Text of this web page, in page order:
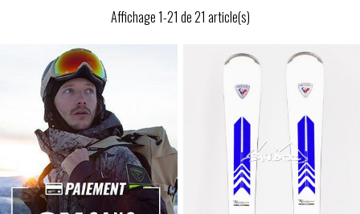
Affichage 1-21 de 21 article(s)